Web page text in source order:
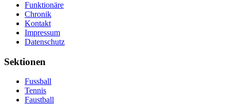
Funktionäre
Chronik
Kontakt
Impressum
Datenschutz
Sektionen
Fussball
Tennis
Faustball